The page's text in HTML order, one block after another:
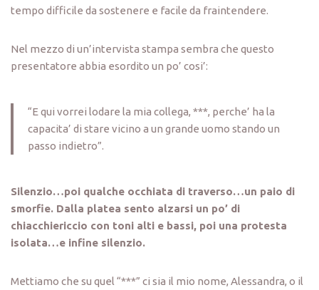
tempo difficile da sostenere e facile da fraintendere.
Nel mezzo di un’intervista stampa sembra che questo
presentatore abbia esordito un po’ cosi’:
“E qui vorrei lodare la mia collega, ***, perche’ ha la
capacita’ di stare vicino a un grande uomo stando un
passo indietro”.
Silenzio…poi qualche occhiata di traverso…un paio di
smorfie. Dalla platea sento alzarsi un po’ di
chiacchiericcio con toni alti e bassi, poi una protesta
isolata…e infine silenzio.
Mettiamo che su quel “***” ci sia il mio nome, Alessandra, o il